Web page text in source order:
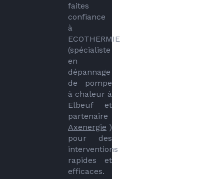
faites
confiance
à
ECOTHERMIE
(spécialiste
en
dépannage
de pompe
à chaleur à
Elbeuf et
Axenergie )
pour des
interventions
rapides et
efficaces.